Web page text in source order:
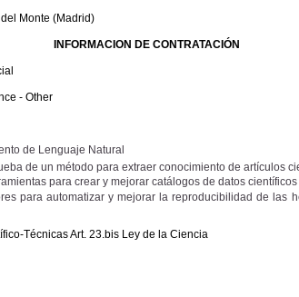
Monte (Madrid)
INFORMACION DE CONTRATACIÓN
- Other
de Lenguaje Natural
de un método para extraer conocimiento de artículos
para crear y mejorar catálogos de datos
para automatizar y mejorar la reproducibilidad de las
Técnicas Art. 23.bis Ley de la Ciencia